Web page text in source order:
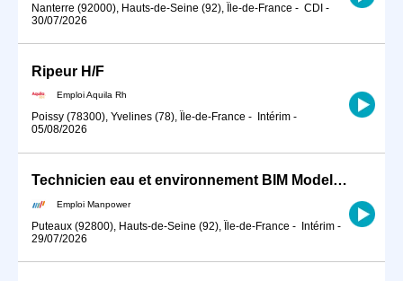
Nanterre (92000), Hauts-de-Seine (92), Île-de-France - CDI -
30/07/2026
Ripeur H/F
Emploi Aquila Rh
Poissy (78300), Yvelines (78), Île-de-France - Intérim -
05/08/2026
Technicien eau et environnement BIM Modeleur (H/F)
Emploi Manpower
Puteaux (92800), Hauts-de-Seine (92), Île-de-France - Intérim -
29/07/2026